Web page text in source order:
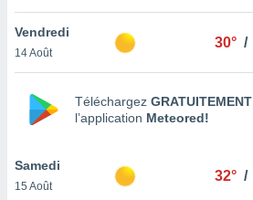
le
ainsi
un
la
du
Vendredi
14 Août
30° /
Téléchargez GRATUITEMENT
l’application Meteored!
Samedi
15 Août
32° /